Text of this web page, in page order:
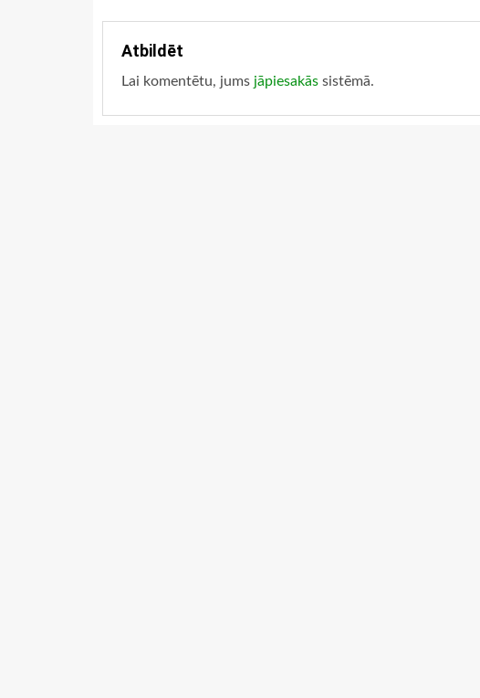
Atbildēt
Lai komentētu, jums jāpiesakās sistēmā.